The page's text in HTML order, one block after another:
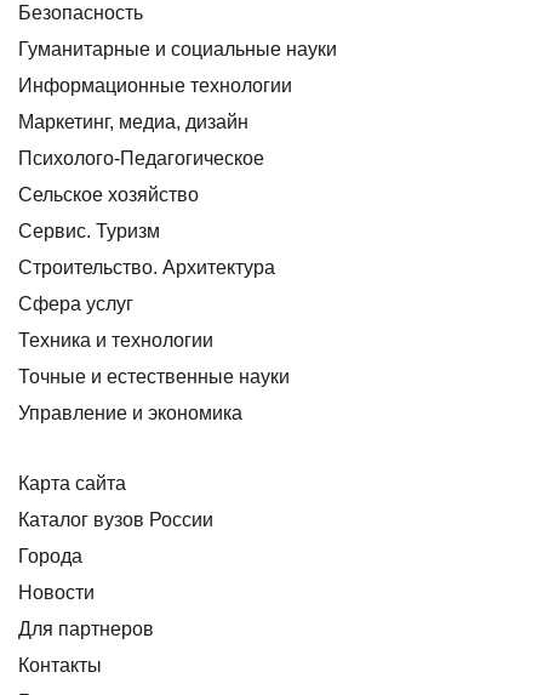
Безопасность
Гуманитарные и социальные науки
Информационные технологии
Маркетинг, медиа, дизайн
Психолого-Педагогическое
Сельское хозяйство
Сервис. Туризм
Строительство. Архитектура
Сфера услуг
Техника и технологии
Точные и естественные науки
Управление и экономика
Карта сайта
Каталог вузов России
Города
Новости
Для партнеров
Контакты